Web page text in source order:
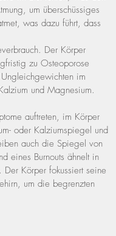
um überschüssiges
was dazu führt, dass
Der Körper
zu Osteoporose
im
und Magnesium.
auftreten, im Körper
oder Kalziumspiegel und
auch die Spiegel von
eines Burnouts ähnelt in
Körper fokussiert seine
um die begrenzten